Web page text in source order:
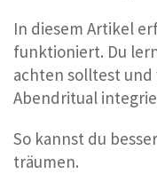
In diesem Artikel
funktioniert. Du
achten solltest und
Abendritual
So kannst du
träumen.